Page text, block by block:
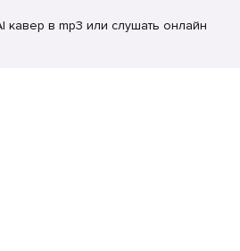
кавер в mp3 или слушать онлайн